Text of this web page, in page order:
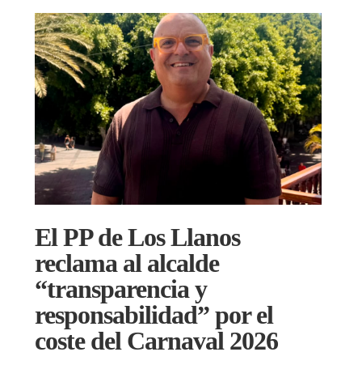
El PP de Los Llanos
reclama al alcalde
“transparencia y
responsabilidad” por el
coste del Carnaval 2026